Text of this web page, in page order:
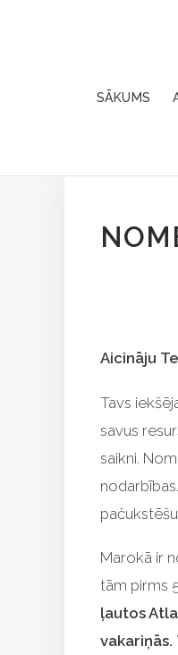
SĀKUMS
Aicināju
Tavs
savus
saikni.
Marokā ir
tām pirms
ļautos